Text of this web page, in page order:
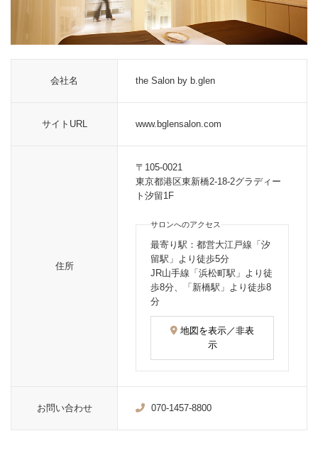
会社名 the Salon by b.glen
サイトURL www.bglensalon.com
住所
〒105-0021
東京都港区東新橋2-18-2グラディー
ト汐留1F
サロンへのアクセス
最寄り駅：都営大江戸線「汐
留駅」より徒歩5分
JR山手線「浜松町駅」より徒
歩8分、「新橋駅」より徒歩8
分
地図を表示／非表
示
お問い合わせ 070-1457-8800